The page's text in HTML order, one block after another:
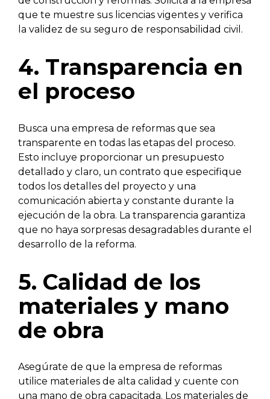
que te muestre sus licencias vigentes y verifica
la validez de su seguro de responsabilidad civil.
4. Transparencia en
el proceso
Busca una empresa de reformas que sea
transparente en todas las etapas del proceso.
Esto incluye proporcionar un presupuesto
detallado y claro, un contrato que especifique
todos los detalles del proyecto y una
comunicación abierta y constante durante la
ejecución de la obra. La transparencia garantiza
que no haya sorpresas desagradables durante el
desarrollo de la reforma.
5. Calidad de los
materiales y mano
de obra
Asegúrate de que la empresa de reformas
utilice materiales de alta calidad y cuente con
una mano de obra capacitada. Los materiales de